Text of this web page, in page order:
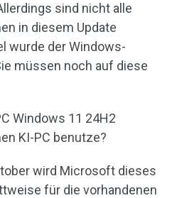
sind nicht alle
in diesem Update
wurde der Windows-
müssen noch auf diese
Windows 11 24H2
KI-PC benutze?
wird Microsoft dieses
für die vorhandenen